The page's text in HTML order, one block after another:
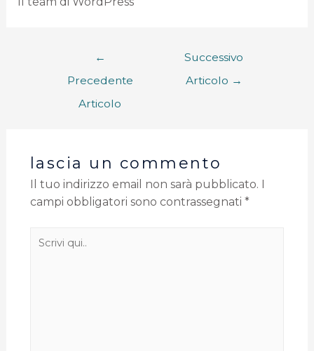
←
Precedente
Articolo
Successivo
Articolo →
lascia un commento
Il tuo indirizzo email non sarà pubblicato.
campi obbligatori sono contrassegnati *